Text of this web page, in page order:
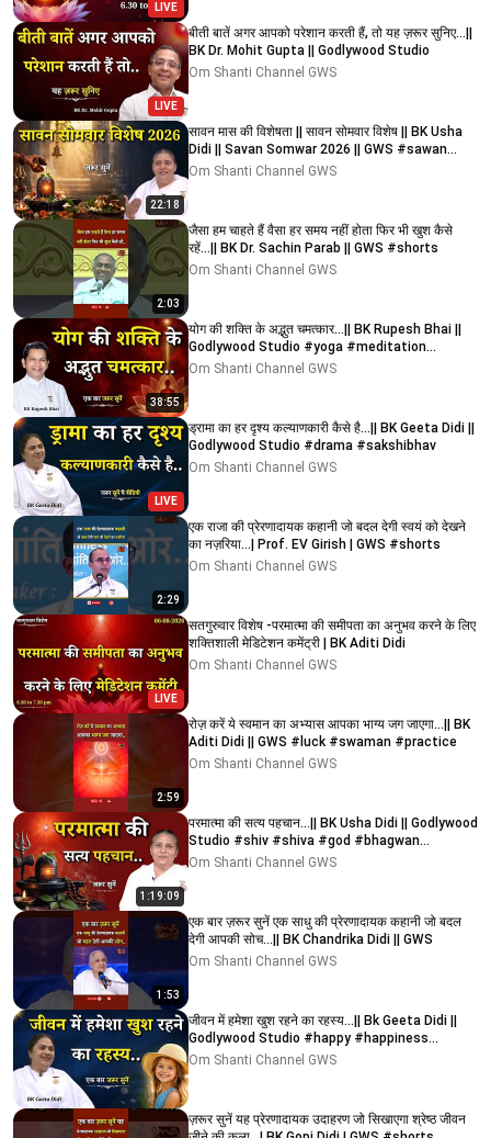
LIVE
LIVE
बीती बातें अगर आपको परेशान करती हैं, तो यह ज़रूर सुनिए...||
BK Dr. Mohit Gupta || Godlywood Studio
Om Shanti Channel GWS
22:18
सावन मास की विशेषता || सावन सोमवार विशेष || BK Usha
Didi || Savan Somwar 2026 || GWS #sawan
#bkusha
Om Shanti Channel GWS
2:03
जैसा हम चाहते हैं वैसा हर समय नहीं होता फिर भी खुश कैसे
रहें...|| BK Dr. Sachin Parab || GWS #shorts
Om Shanti Channel GWS
38:55
योग की शक्ति के अद्भुत चमत्कार...|| BK Rupesh Bhai ||
Godlywood Studio #yoga #meditation
#powerful
Om Shanti Channel GWS
LIVE
ड्रामा का हर दृश्य कल्याणकारी कैसे है...|| BK Geeta Didi ||
Godlywood Studio #drama #sakshibhav
Om Shanti Channel GWS
2:29
एक राजा की प्रेरणादायक कहानी जो बदल देगी स्वयं को देखने
का नज़रिया...| Prof. EV Girish | GWS #shorts
Om Shanti Channel GWS
LIVE
सतगुरुवार विशेष -परमात्मा की समीपता का अनुभव करने के लिए
शक्तिशाली मेडिटेशन कमेंट्री | BK Aditi Didi
Om Shanti Channel GWS
2:59
रोज़ करें ये स्वमान का अभ्यास आपका भाग्य जग जाएगा...|| BK
Aditi Didi || GWS #luck #swaman #practice
Om Shanti Channel GWS
1:19:09
परमात्मा की सत्य पहचान...|| BK Usha Didi || Godlywood
Studio #shiv #shiva #god #bhagwan
#paramatma
Om Shanti Channel GWS
1:53
एक बार ज़रूर सुनें एक साधु की प्रेरणादायक कहानी जो बदल
देगी आपकी सोच...|| BK Chandrika Didi || GWS
Om Shanti Channel GWS
जीवन में हमेशा खुश रहने का रहस्य...|| Bk Geeta Didi ||
Godlywood Studio #happy #happiness
#lifestyle
Om Shanti Channel GWS
ज़रूर सुनें यह प्रेरणादायक उदाहरण जो सिखाएगा श्रेष्ठ जीवन